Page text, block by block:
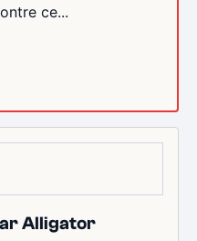
ce...
Alligator